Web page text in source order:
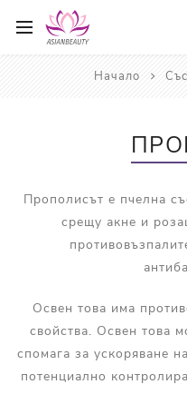
Начало
Прополисът е пчелна
срещу акне и
Освен това има
свойства. Освен това
спомага за ускоряване
потенциално